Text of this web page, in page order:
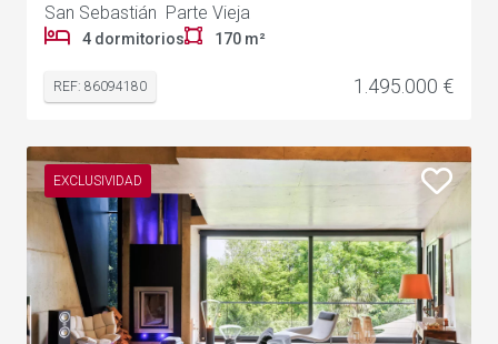
San Sebastián Parte Vieja
4 dormitorios 170 m²
REF: 86094180 1.495.000 €
EXCLUSIVIDAD